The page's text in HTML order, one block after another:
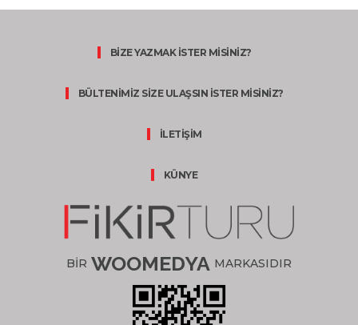
BİZE YAZMAK İSTER MİSİNİZ?
BÜLTENİMİZ SİZE ULAŞSIN İSTER MİSİNİZ?
İLETİŞİM
KÜNYE
BİR WOOMEDYA MARKASIDIR